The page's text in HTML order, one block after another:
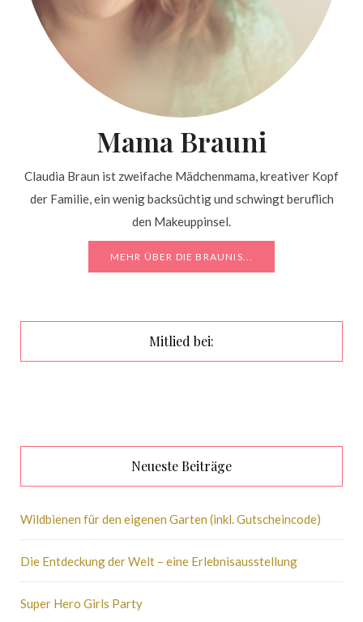
Mama Brauni
Claudia Braun ist zweifache Mädchenmama, kreativer Kopf
der Familie, ein wenig backsüchtig und schwingt beruflich
den Makeuppinsel.
MEHR ÜBER DIE BRAUNIS...
Mitlied bei:
Neueste Beiträge
Wildbienen für den eigenen Garten (inkl. Gutscheincode)
Die Entdeckung der Welt – eine Erlebnisausstellung
Super Hero Girls Party